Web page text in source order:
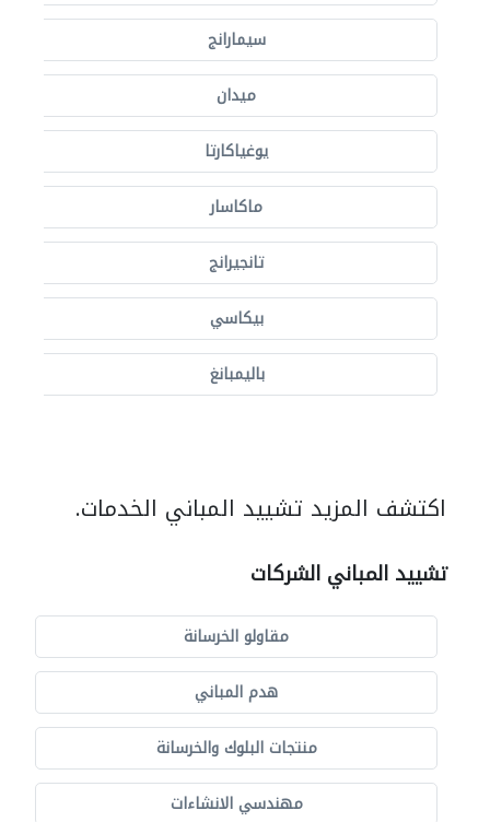
سيمارانج
ميدان
يوغياكارتا
ماكاسار
تانجيرانج
بيكاسي
باليمبانغ
اكتشف المزيد تشييد المباني الخدمات.
تشييد المباني الشركات
مقاولو الخرسانة
هدم المباني
منتجات البلوك والخرسانة
مهندسي الانشاءات